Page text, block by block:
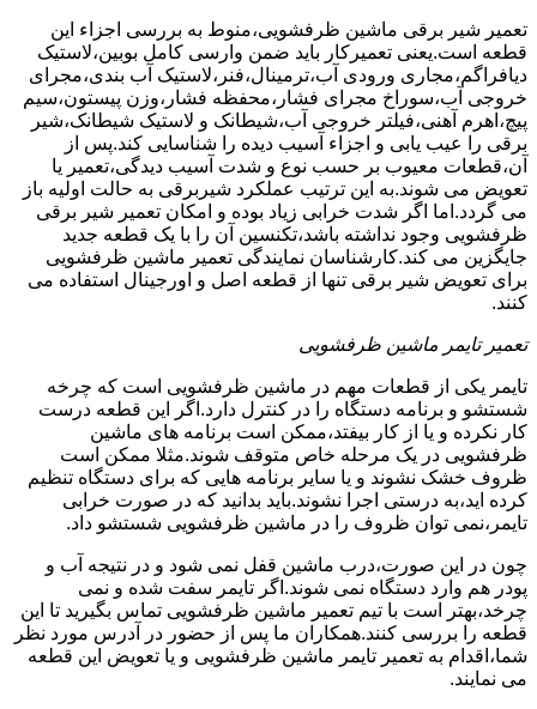
تعمیر شیر برقی ماشین ظرفشویی،منوط به بررسی اجزاء این
قطعه است.یعنی تعمیرکار باید ضمن وارسی کامل بوبین،لاستیک
دیافراگم،مجاری ورودی آب،ترمینال،فنر،لاستیک آب بندی،مجرای
خروجی آب،سوراخ مجرای فشار،محفظه فشار،وزن پیستون،سیم
پیچ،اهرم آهنی،فیلتر خروجی آب،شیطانک و لاستیک شیطانک،شیر
برقی را عیب یابی و اجزاء آسیب دیده را شناسایی کند.پس از
آن،قطعات معیوب بر حسب نوع و شدت آسیب دیدگی،تعمیر یا
تعویض می شوند.به این ترتیب عملکرد شیربرقی به حالت اولیه باز
می گردد.اما اگر شدت خرابی زیاد بوده و امکان تعمیر شیر برقی
ظرفشویی وجود نداشته باشد،تکنسین آن را با یک قطعه جدید
جایگزین می کند.کارشناسان نمایندگی تعمیر ماشین ظرفشویی
برای تعویض شیر برقی تنها از قطعه اصل و اورجینال استفاده می
کنند.
تعمیر تایمر ماشین ظرفشویی
تایمر یکی از قطعات مهم در ماشین ظرفشویی است که چرخه
شستشو و برنامه دستگاه را در کنترل دارد.اگر این قطعه درست
کار نکرده و یا از کار بیفتد،ممکن است برنامه های ماشین
ظرفشویی در یک مرحله خاص متوقف شوند.مثلا ممکن است
ظروف خشک نشوند و یا سایر برنامه هایی که برای دستگاه تنظیم
کرده اید،به درستی اجرا نشوند.باید بدانید که در صورت خرابی
تایمر،نمی توان ظروف را در ماشین ظرفشویی شستشو داد.
چون در این صورت،درب ماشین قفل نمی شود و در نتیجه آب و
پودر هم وارد دستگاه نمی شوند.اگر تایمر سفت شده و نمی
چرخد،بهتر است با تیم تعمیر ماشین ظرفشویی تماس بگیرید تا این
قطعه را بررسی کنند.همکاران ما پس از حضور در آدرس مورد نظر
شما،اقدام به تعمیر تایمر ماشین ظرفشویی و یا تعویض این قطعه
می نمایند.